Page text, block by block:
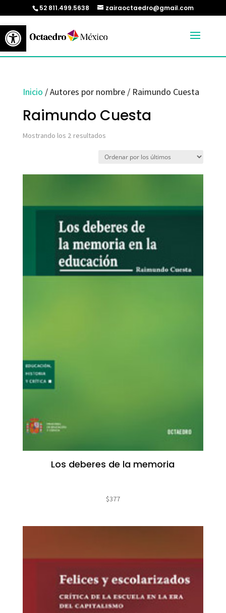
Abrir barra de herramientas
52 811.499.5638 zairaoctaedro@gmail.com
Inicio / Autores por nombre / Raimundo Cuesta
Raimundo Cuesta
Mostrando los 2 resultadosOrdenado
Los deberes de la memoria
$377